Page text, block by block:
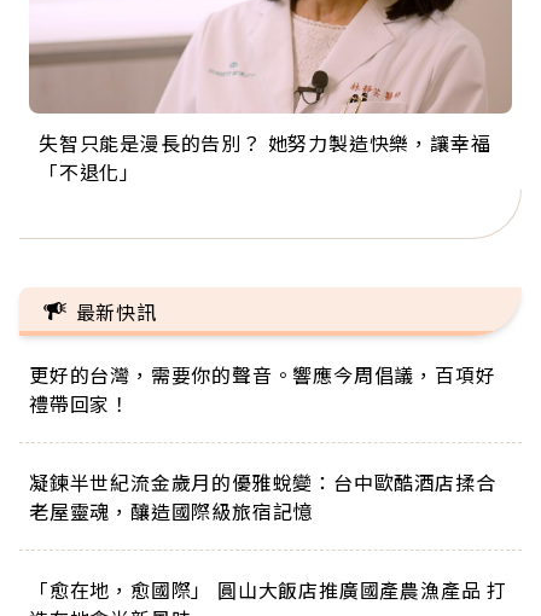
失智只能是漫長的告別？ 她努力製造快樂，讓幸福
「不退化」
來自剛果的巧克力神父 為台灣奉獻36年 「台灣是我
的家，我連作夢都講台語！」
63歲卸矽谷副總、搬回台灣找快樂！「蛋黃哥小
丑」走進安養院，逗樂上萬爺奶：退休後才開始真
104歲打破金氏世界紀錄 成為全球最年長羽球選
手，分享長壽的秘密原來是「這個」
事業巔峰他選擇追夢…黑手阿伯拉小提琴還登上小
巨蛋！連CNN都大讚！
最新快訊
更好的台灣，需要你的聲音。響應今周倡議，百項好
禮帶回家！
凝鍊半世紀流金歲月的優雅蛻變：台中歐酷酒店揉合
老屋靈魂，釀造國際級旅宿記憶
「愈在地，愈國際」 圓山大飯店推廣國產農漁產品 打